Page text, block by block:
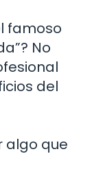
famoso
No
del
algo que